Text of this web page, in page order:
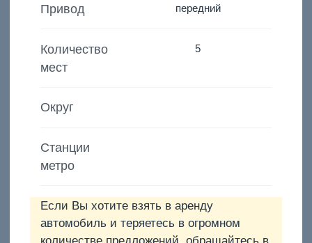
Привод передний
Количество
мест
5
Округ
Станции
метро
Если Вы хотите взять в аренду
автомобиль и теряетесь в огромном